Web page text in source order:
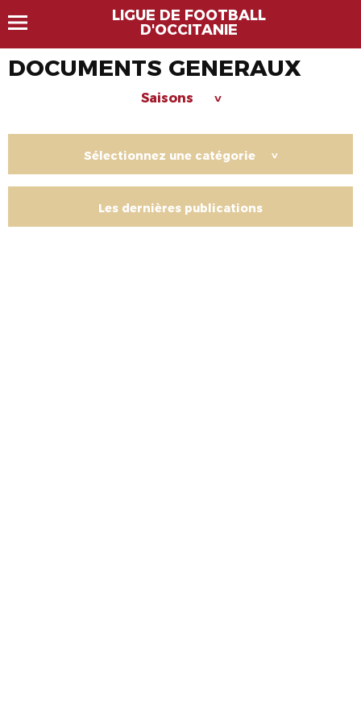
LIGUE DE FOOTBALL
D'OCCITANIE
DOCUMENTS GENERAUX
Saisons >
Sélectionnez une catégorie >
Les dernières publications